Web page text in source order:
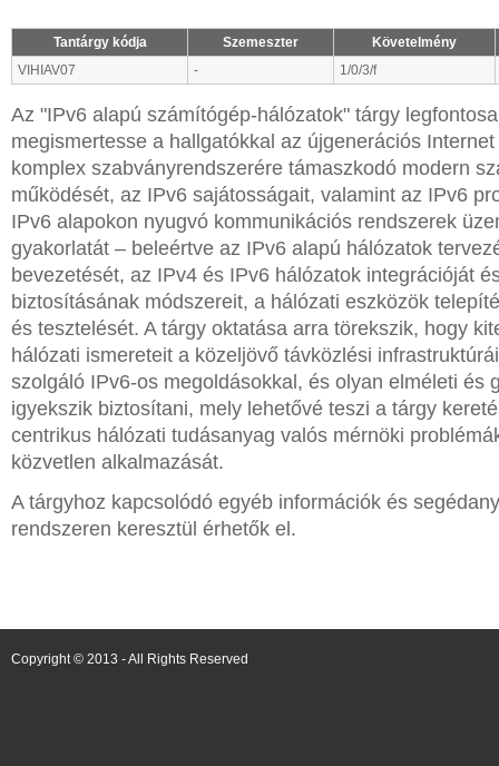
Tantárgy kódja Szemeszter
Követelmény
VIHIAV07
- 1/0/3/f
Az "IPv6 alapú számítógép-hálózatok" tárgy
megismertesse a hallgatókkal az újgenerációs
komplex szabványrendszerére támaszkodó modern
működését, az IPv6 sajátosságait, valamint az IPv6
IPv6 alapokon nyugvó kommunikációs rendszerek
gyakorlatát – beleértve az IPv6 alapú hálózatok
bevezetését, az IPv4 és IPv6 hálózatok integrációját
biztosításának módszereit, a hálózati eszközök
és tesztelését. A tárgy oktatása arra törekszik, hogy
hálózati ismereteit a közeljövő távközlési
szolgáló IPv6-os megoldásokkal, és olyan elméleti és
igyekszik biztosítani, mely lehetővé teszi a tárgy
centrikus hálózati tudásanyag valós mérnöki
közvetlen alkalmazását.
A tárgyhoz kapcsolódó egyéb információk és
rendszeren keresztül érhetők el.
Copyright © 2013 - All Rights Reserved